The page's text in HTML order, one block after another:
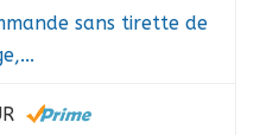
sans tirette de